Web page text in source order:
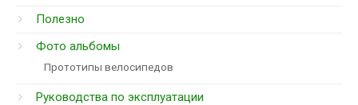
Полезно
Фото альбомы
Прототипы велосипедов
Руководства по эксплуатации